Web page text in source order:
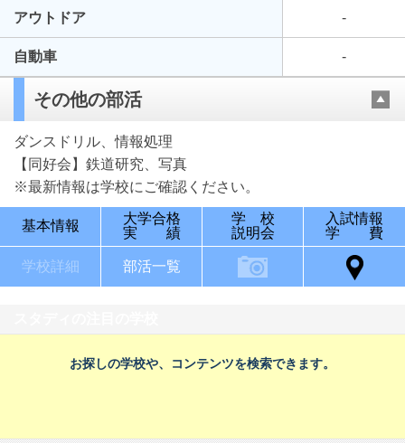
アウトドア -
自動車 -
その他の部活
ダンスドリル、情報処理
【同好会】鉄道研究、写真
※最新情報は学校にご確認ください。
基本情報
大学合格
実 績
学 校
説明会
入試情報
学 費
学校詳細 部活一覧
お探しの学校や、コンテンツを検索できます。